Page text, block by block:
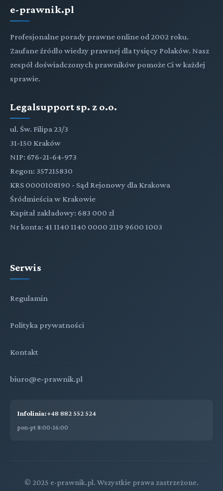
e-prawnik.pl
Profesjonalne porady prawne online od 2002 roku.
Zaufane źródło wiedzy prawnej dla tysięcy Polaków. Nasz
zespół doświadczonych prawników pomoże Ci w każdej
sprawie.
Legalsupport sp. z o.o.
ul. Św. Filipa 23/3
31-150 Kraków
NIP: 676-21-64-973
Regon: 357215830
KRS 0000108190 - Sąd Rejonowy dla Krakowa
Śródmieścia w Krakowie
Kapitał zakładowy: 683 000 zł
Nr konta: 41 1140 1140 0000 2119 9600 1003
Serwis
Regulamin
Polityka prywatności
Kontakt
biuro@e-prawnik.pl
Infolinia:+48 882 552 524
pon-pt 8:00-16:00
© 2025 e-prawnik.pl. Wszystkie prawa zastrzeżone.